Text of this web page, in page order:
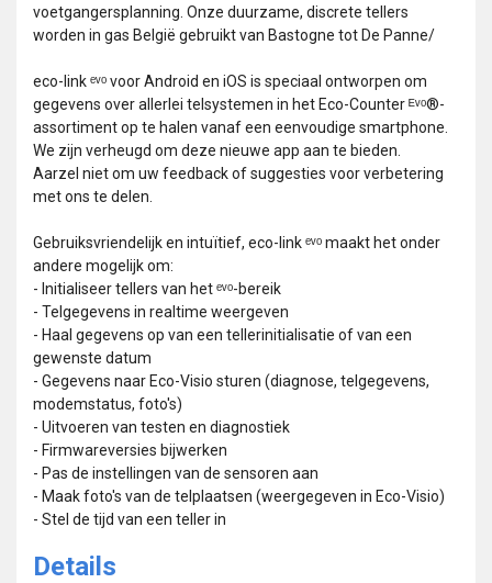
voetgangersplanning. Onze duurzame, discrete tellers
worden in gas België gebruikt van Bastogne tot De Panne/
eco-link ᵉᵛᵒ voor Android en iOS is speciaal ontworpen om
gegevens over allerlei telsystemen in het Eco-Counter ᴱᵛᵒ®-
assortiment op te halen vanaf een eenvoudige smartphone.
We zijn verheugd om deze nieuwe app aan te bieden.
Aarzel niet om uw feedback of suggesties voor verbetering
met ons te delen.
Gebruiksvriendelijk en intuïtief, eco-link ᵉᵛᵒ maakt het onder
andere mogelijk om:
- Initialiseer tellers van het ᵉᵛᵒ-bereik
- Telgegevens in realtime weergeven
- Haal gegevens op van een tellerinitialisatie of van een
gewenste datum
- Gegevens naar Eco-Visio sturen (diagnose, telgegevens,
modemstatus, foto's)
- Uitvoeren van testen en diagnostiek
- Firmwareversies bijwerken
- Pas de instellingen van de sensoren aan
- Maak foto's van de telplaatsen (weergegeven in Eco-Visio)
- Stel de tijd van een teller in
Details